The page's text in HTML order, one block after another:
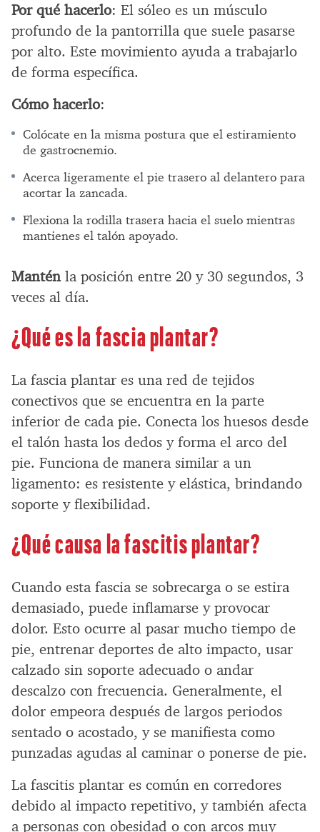
Por qué hacerlo: El sóleo es un músculo
profundo de la pantorrilla que suele pasarse
por alto. Este movimiento ayuda a trabajarlo
de forma específica.
Cómo hacerlo:
Colócate en la misma postura que el estiramiento
de gastrocnemio.
Acerca ligeramente el pie trasero al delantero para
acortar la zancada.
Flexiona la rodilla trasera hacia el suelo mientras
mantienes el talón apoyado.
Manténla posición entre 20 y 30 segundos, 3
veces al día.
¿Qué es la fascia plantar?
La fascia plantar es una red de tejidos
conectivos que se encuentra en la parte
inferior de cada pie. Conecta los huesos desde
el talón hasta los dedos y forma el arco del
pie. Funciona de manera similar a un
ligamento: es resistente y elástica, brindando
soporte y flexibilidad.
¿Qué causa la fascitis plantar?
Cuando esta fascia se sobrecarga o se estira
demasiado, puede inflamarse y provocar
dolor. Esto ocurre al pasar mucho tiempo de
pie, entrenar deportes de alto impacto, usar
calzado sin soporte adecuado o andar
descalzo con frecuencia. Generalmente, el
dolor empeora después de largos periodos
sentado o acostado, y se manifiesta como
punzadas agudas al caminar o ponerse de pie.
La fascitis plantar es común en corredores
debido al impacto repetitivo, y también afecta
a personas con obesidad o con arcos muy